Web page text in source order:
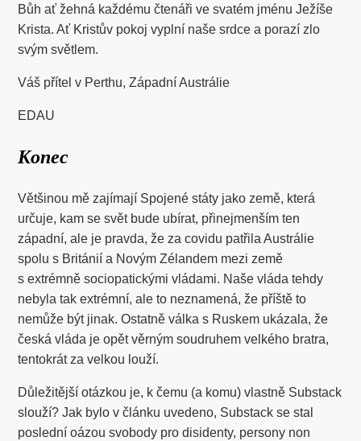
Bůh ať žehná každému čtenáři ve svatém jménu Ježíše
Krista. Ať Kristův pokoj vyplní naše srdce a porazí zlo
svým světlem.
Váš přítel v Perthu, Západní Austrálie
EDAU
Konec
Většinou mě zajímají Spojené státy jako země, která
určuje, kam se svět bude ubírat, přinejmenším ten
západní, ale je pravda, že za covidu patřila Austrálie
spolu s Británií a Novým Zélandem mezi země
s extrémně sociopatickými vládami. Naše vláda tehdy
nebyla tak extrémní, ale to neznamená, že příště to
nemůže být jinak. Ostatně válka s Ruskem ukázala, že
česká vláda je opět věrným soudruhem velkého bratra,
tentokrát za velkou louží.
Důležitější otázkou je, k čemu (a komu) vlastně Substack
slouží? Jak bylo v článku uvedeno, Substack se stal
poslední oázou svobody pro disidenty, persony non